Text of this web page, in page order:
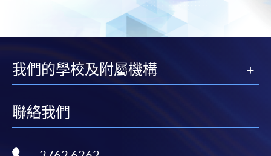
我們的學校及附屬機構
聯絡我們